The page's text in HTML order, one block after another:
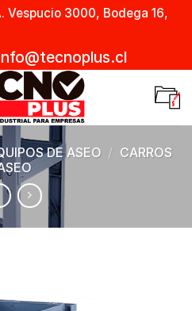
Vespucio 3000, Bodega 16,
DE ASEO / CARROS